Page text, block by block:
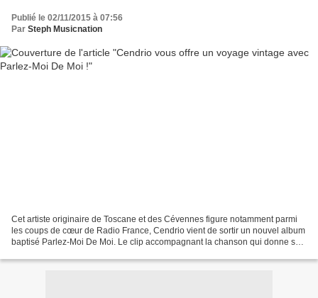
Publié le 02/11/2015 à 07:56
Par Steph Musicnation
Cet artiste originaire de Toscane et des Cévennes figure notamment parmi
les coups de cœur de Radio France, Cendrio vient de sortir un nouvel album
baptisé Parlez-Moi De Moi. Le clip accompagnant la chanson qui donne son